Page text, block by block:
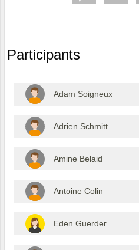
Participants
Adam Soigneux
Adrien Schmitt
Amine Belaid
Antoine Colin
Eden Guerder